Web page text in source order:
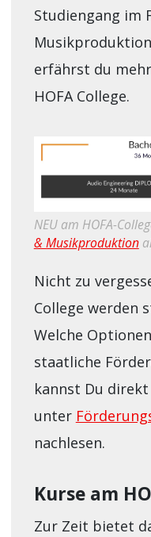
Studiengang im
erfährst du
HOFA College.
NEU am HOFA-
& Musikproduktion
Nicht zu
College werden
Welche
staatliche
kannst Du direkt
unter
nachlesen.
Kurse am
Zur Zeit bietet